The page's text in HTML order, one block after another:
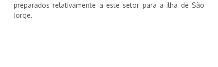
preparados relativamente a este setor para a ilha de São
Jorge.